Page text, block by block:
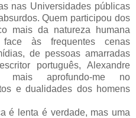
nas Universidades públicas
Quem participou dos
mais da natureza humana
às frequentes cenas
de pessoas amarradas
português, Alexandre
mais aprofundo-me no
e dualidades dos homens
é verdade, mas uma